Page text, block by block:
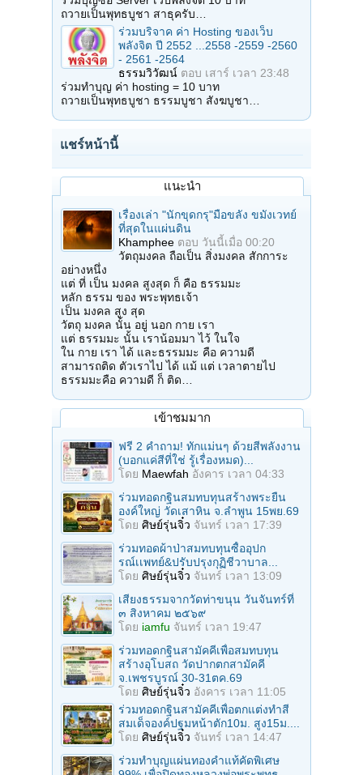
ถวายเป็นพุทธบูชา สาธุครับ…
ร่วมบริจาค ค่า Hosting ของเว็บ
พลังจิต ปี 2552 ...2558 -2559 -2560
- 2561 -2564
ธรรมวิวัฒน์ ตอบ เสาร์ เวลา 23:48
ร่วมทำบุญ ค่า hosting = 10 บาท
ถวายเป็นพุทธบูชา ธรรมบูชา สังฆบูชา…
แชร์หน้านี้
แนะนำ
เรื่องเล่า "นักขุดกรุ"มือขลัง ขมังเวทย์
ที่สุดในแผ่นดิน
Khamphee ตอบ วันนี้เมื่อ 00:20
วัตถุมงคล ถือเป็น สิ่งมงคล สักการะ
อย่างหนึ่ง
แต่ ที่ เป็น มงคล สูงสุด ก็ คือ ธรรมมะ
หลัก ธรรม ของ พระพุทธเจ้า
เป็น มงคล สูง สุด
วัตถุ มงคล นั้น อยู่ นอก กาย เรา
แต่ ธรรมมะ นั้น เราน้อมมา ไว้ ในใจ
ใน กาย เรา ได้ และธรรมมะ คือ ความดี
สามารถติด ตัวเราไป ได้ แม้ แต่ เวลาตายไป
ธรรมมะคือ ความดี ก็ ติด…
เข้าชมมาก
ฟรี 2 คำถาม! ทักแม่นๆ ด้วยสีพลังงาน
(บอกแค่สีที่ใช่ รู้เรื่องหมด)...
โดย Maewfah อังคาร เวลา 04:33
ร่วมทอดกฐินสมทบทุนสร้างพระยืน
องค์ใหญ่ วัดเสาหิน จ.ลําพูน 15พย.69
โดย ศิษย์รุ่นจิ๋ว จันทร์ เวลา 17:39
ร่วมทอดผ้าป่าสมทบทุนซื้ออุปก
รณ์เเพทย์&ปรับปรุงกุฏิชีวาบาล...
โดย ศิษย์รุ่นจิ๋ว จันทร์ เวลา 13:09
เสียงธรรมจากวัดท่าขนุน วันจันทร์ที่
๓ สิงหาคม ๒๕๖๙
โดย iamfu จันทร์ เวลา 19:47
ร่วมทอดกฐินสามัคคีเพื่อสมทบทุน
สร้างอุโบสถ วัดปากตกสามัคคี
จ.เพชรบูรณ์ 30-31ตค.69
โดย ศิษย์รุ่นจิ๋ว อังคาร เวลา 11:05
ร่วมทอดกฐินสามัคคีเพื่อตกแต่งทำสี
สมเด็จองค์ปฐมหน้าตัก10ม. สูง15ม....
โดย ศิษย์รุ่นจิ๋ว จันทร์ เวลา 14:47
ร่วมทําบุญแผ่นทองคำแท้คัดพิเศษ